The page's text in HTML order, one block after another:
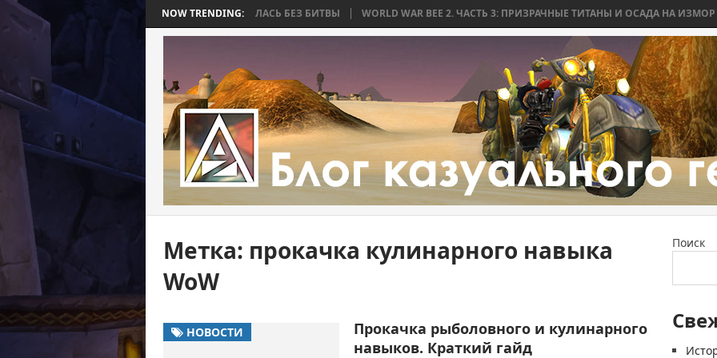
NOW TRENDING:
BEE 2. ЧАСТЬ 4: ВОЙНА, КОТОРАЯ ЗАКОНЧИЛАСЬ БЕЗ БИТВЫ WORLD WAR BEE 2. ЧАСТЬ 3: ПРИЗРАЧНЫЕ ТИТАНЫ И ОСАДА НА ИЗМОР
Метка: прокачка кулинарного навыка
WoW
НОВОСТИ
Прокачка рыболовного и кулинарного
навыков. Краткий гайд
Поиск